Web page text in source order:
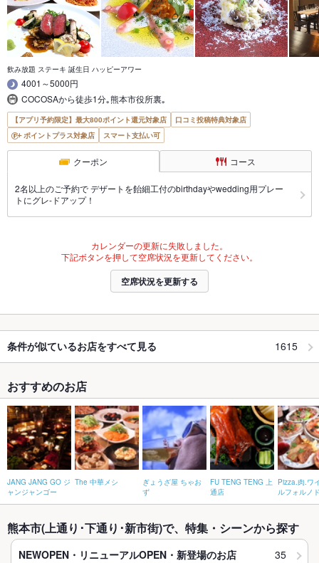
飲み放題 ステーキ 誕生日 ハッピーアワー
4001～5000円
COCOSAから徒歩1分｡熊本市役所裏｡
【アプリ予約限定】最大800ポイント還元対象店
口コミ投稿特典対象店
ポイントプラス対象店
スマート支払い可
クーポン コース
2名以上のご予約で デザートを飴細工付のbirthdayやwedding用プレー
トにグレ-ドアップ！
カレンダーの更新に失敗しました。
下記ボタンを押して空席状況を更新してください。
空席状況を更新する
条件が似ているお店をすべて見る 1615
おすすめのお店
JANG JANG GO ジ
ャンジャンゴー
The 中華メシ
ぎょうざ屋 ちゃお
ず
FU TENG TENG 上
通店
Pizza.肉.ワ
ルフォルノ
熊本市(上通り･下通り･新市街)で、特集・シーンから探す
NEWOPEN・リニューアルOPEN・新登場のお店 35